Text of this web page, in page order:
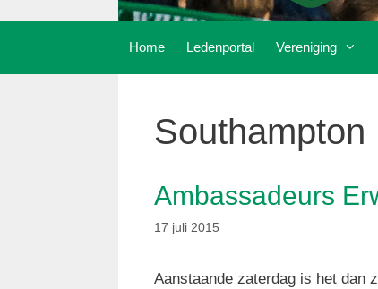
Home Ledenportal Vereniging
Southampton
Ambassadeurs
17 juli 2015
Aanstaande zaterdag is het dan